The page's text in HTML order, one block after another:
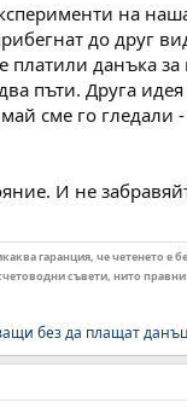
на
до друг
данъка
пъти. Друга
сме го гледали -
И не
гаранция, че четенето е
съвети, нито
без да плащат